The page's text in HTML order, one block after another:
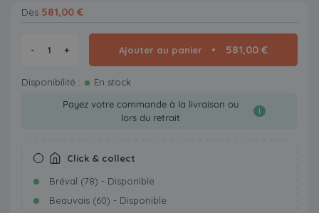
Dès 581,00 €
- + Ajouter au panier 581,00 €
Disponibilité :
En stock
Payez votre commande à la livraison ou
lors du retrait
i
Click & collect
Bréval (78) - Disponible
Beauvais (60) - Disponible